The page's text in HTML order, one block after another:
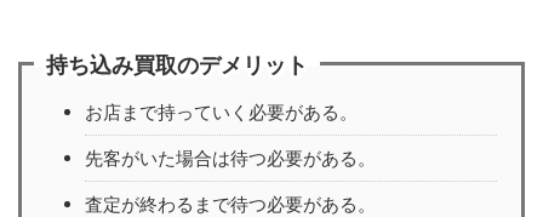
持ち込み買取のデメリット
お店まで持っていく必要がある。
先客がいた場合は待つ必要がある。
査定が終わるまで待つ必要がある。